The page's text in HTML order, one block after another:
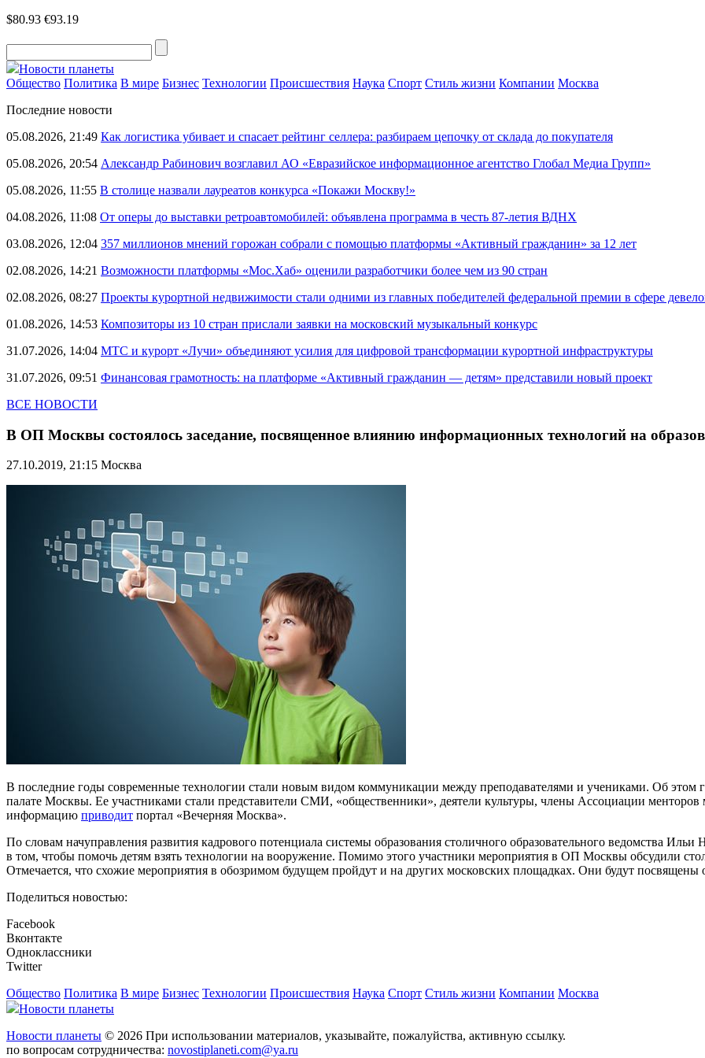
$80.93 €93.19
Новости планеты
Общество Политика В мире Бизнес Технологии Происшествия Наука Спорт Стиль жизни Компании Москва
Последние новости
05.08.2026, 21:49 Как логистика убивает и спасает рейтинг селлера: разбираем цепочку от склада до покупателя
05.08.2026, 20:54 Александр Рабинович возглавил АО «Евразийское информационное агентство Глобал Медиа Групп»
05.08.2026, 11:55 В столице назвали лауреатов конкурса «Покажи Москву!»
04.08.2026, 11:08 От оперы до выставки ретроавтомобилей: объявлена программа в честь 87-летия ВДНХ
03.08.2026, 12:04 357 миллионов мнений горожан собрали с помощью платформы «Активный гражданин» за 12 лет
02.08.2026, 14:21 Возможности платформы «Мос.Хаб» оценили разработчики более чем из 90 стран
02.08.2026, 08:27 Проекты курортной недвижимости стали одними из главных победителей федеральной премии в сфере
01.08.2026, 14:53 Композиторы из 10 стран прислали заявки на московский музыкальный конкурс
31.07.2026, 14:04 МТС и курорт «Лучи» объединяют усилия для цифровой трансформации курортной инфраструктуры
31.07.2026, 09:51 Финансовая грамотность: на платформе «Активный гражданин — детям» представили новый проект
ВСЕ НОВОСТИ
В ОП Москвы состоялось заседание, посвященное влиянию информационных технологий на
27.10.2019, 21:15 Москва
В последние годы современные технологии стали новым видом коммуникации между преподавателями и учениками. Об этом
палате Москвы. Ее участниками стали представители СМИ, «общественники», деятели культуры, члены Ассоциации менторов
информацию приводит портал «Вечерняя Москва».
По словам начуправления развития кадрового потенциала системы образования столичного образовательного ведомства Ильи
в том, чтобы помочь детям взять технологии на вооружение. Помимо этого участники мероприятия в ОП Москвы обсудили
Отмечается, что схожие мероприятия в обозримом будущем пройдут и на других московских площадках. Они будут
Поделиться новостью:
Facebook
Вконтакте
Одноклассники
Twitter
Общество Политика В мире Бизнес Технологии Происшествия Наука Спорт Стиль жизни Компании Москва
Новости планеты
Новости планеты © 2026 При использовании материалов, указывайте, пожалуйства, активную ссылку.
по вопросам сотрудничества: novostiplaneti.com@ya.ru